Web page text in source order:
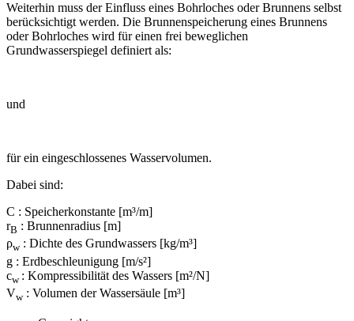
Weiterhin muss der Einfluss eines Bohrloches oder Brunnens selbst
berücksichtigt werden. Die Brunnenspeicherung eines Brunnens
oder Bohrloches wird für einen frei beweglichen
Grundwasserspiegel definiert als:
und
für ein eingeschlossenes Wasservolumen.
Dabei sind:
C : Speicherkonstante [m³/m]
rB : Brunnenradius [m]
ρw: Dichte des Grundwassers [kg/m³]
g : Erdbeschleunigung [m/s²]
cw : Kompressibilität des Wassers [m²/N]
Vw: Volumen der Wassersäule [m³]